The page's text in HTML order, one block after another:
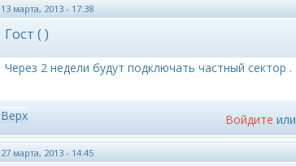
13 марта, 2013 - 17:38
Гост ( )
Через 2 недели будут подключать частный сектор .
Верх Войдите или
27 марта, 2013 - 14:45